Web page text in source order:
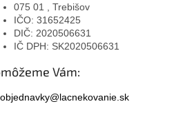
075 01 , Trebišov
IČO: 31652425
DIČ: 2020506631
IČ DPH: SK2020506631
Vám:
objednavky@lacnekovanie.sk